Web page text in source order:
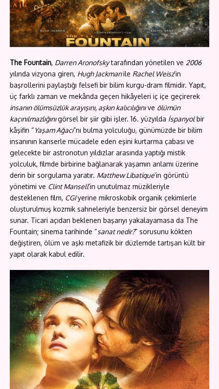
The Fountain, Darren Aronofskytarafından yönetilen ve 2006
yılında vizyona giren, Hugh Jackmanile Rachel Weisz’in
başrollerini paylaştığı felsefi bir bilim kurgu-dram filmidir. Yapıt,
üç farklı zaman ve mekânda geçen hikâyeleri iç içe geçirerek
insanın ölümsüzlük arayışını, aşkın kalıcılığınıve ölümün
kaçınılmazlığınıgörsel bir şiir gibi işler. 16. yüzyılda İspanyolbir
kâşifin “Yaşam Ağacı”nı bulma yolculuğu, günümüzde bir bilim
insanının kanserle mücadele eden eşini kurtarma çabası ve
gelecekte bir astronotun yıldızlar arasında yaptığı mistik
yolculuk, filmde birbirine bağlanarak yaşamın anlamı üzerine
derin bir sorgulama yaratır. Matthew Libatique’in görüntü
yönetimi ve Clint Mansell’in unutulmaz müzikleriyle
desteklenen film, CGIyerine mikroskobik organik çekimlerle
oluşturulmuş kozmik sahneleriyle benzersiz bir görsel deneyim
sunar. Ticari açıdan beklenen başarıyı yakalayamasa da The
Fountain; sinema tarihinde “sanat nedir?” sorusunu kökten
değiştiren, ölüm ve aşkı metafizik bir düzlemde tartışan kült bir
yapıt olarak kabul edilir.